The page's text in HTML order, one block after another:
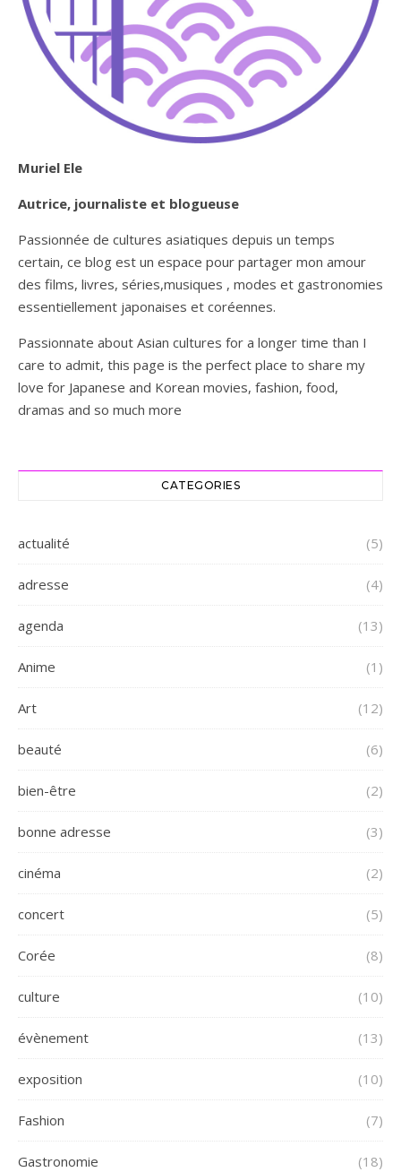
Muriel Ele
Autrice, journaliste et blogueuse
Passionnée de cultures asiatiques depuis un temps
certain, ce blog est un espace pour partager mon amour
des films, livres, séries,musiques , modes et gastronomies
essentiellement japonaises et coréennes.
Passionnate about Asian cultures for a longer time than I
care to admit, this page is the perfect place to share my
love for Japanese and Korean movies, fashion, food,
dramas and so much more
CATEGORIES
actualité (5)
adresse (4)
agenda (13)
Anime (1)
Art (12)
beauté (6)
bien-être (2)
bonne adresse (3)
cinéma (2)
concert (5)
Corée (8)
culture (10)
évènement (13)
exposition (10)
Fashion (7)
Gastronomie (18)